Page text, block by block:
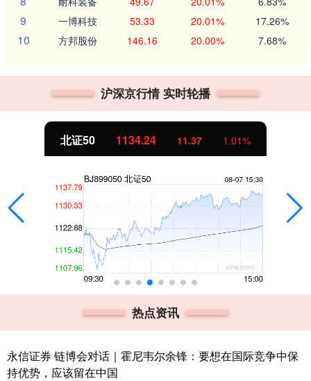
9 一博科技 53.33 20.01% 17.26%
10 方邦股份 146.16 20.00% 7.68%
沪深京行情 实时轮播
北证50 1134.24 11.37 1.01%
热点资讯
永信证券 链博会对话｜霍尼韦尔余锋：要想在国际竞争中保
持优势，应该留在中国